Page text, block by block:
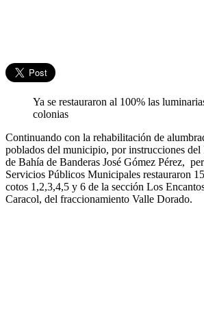
Ya se restauraron al 100% las
colonias
Continuando con la rehabilitación de
poblados del municipio, por instrucciones
de Bahía de Banderas José Gómez Pérez,
Servicios Públicos Municipales restauraron
cotos 1,2,3,4,5 y 6 de la sección Los
Caracol, del fraccionamiento Valle Dorado.